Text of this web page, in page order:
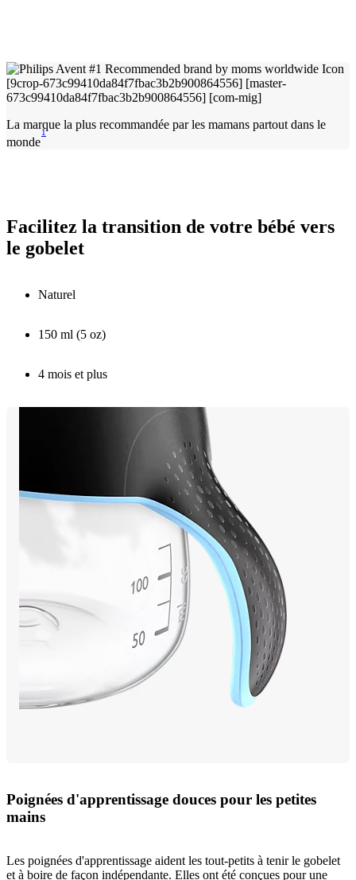
La marque la plus recommandée par les mamans partout dans le
monde
1
Facilitez la transition de votre bébé vers
le gobelet
Naturel
150 ml (5 oz)
4 mois et plus
Poignées d'apprentissage douces pour les petites
mains
Les poignées d'apprentissage aident les tout-petits à tenir le gobelet
et à boire de façon indépendante. Elles ont été conçues pour une